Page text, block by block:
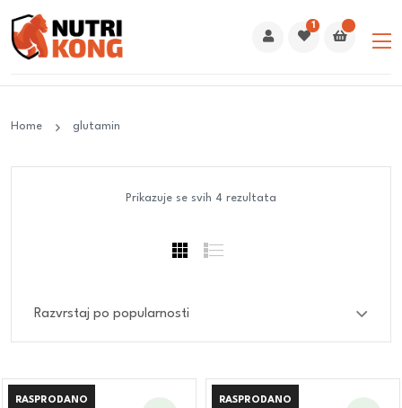
1
Home glutamin
Prikazuje se svih 4 rezultata
RASPRODANO
RASPRODANO RASPRODANO
RASPRODANO